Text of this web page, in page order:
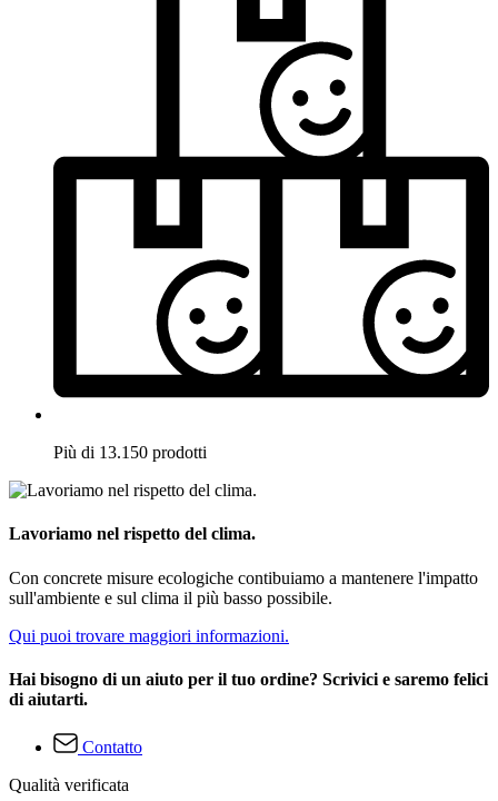
Più di 13.150 prodotti
Lavoriamo nel rispetto del clima.
Con concrete misure ecologiche contibuiamo a mantenere l'impatto
sull'ambiente e sul clima il più basso possibile.
Qui puoi trovare maggiori informazioni.
Hai bisogno di un aiuto per il tuo ordine? Scrivici e saremo felici
di aiutarti.
Contatto
Qualità verificata